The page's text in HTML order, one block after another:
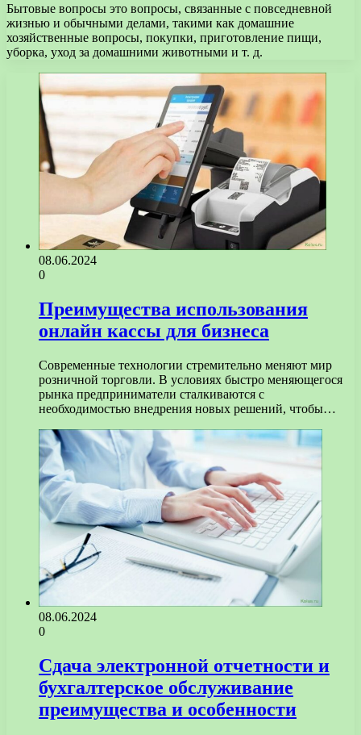
Бытовые вопросы это вопросы, связанные с повседневной
жизнью и обычными делами, такими как домашние
хозяйственные вопросы, покупки, приготовление пищи,
уборка, уход за домашними животными и т. д.
08.06.2024
0
Преимущества использования
онлайн кассы для бизнеса
Современные технологии стремительно меняют мир
розничной торговли. В условиях быстро меняющегося
рынка предприниматели сталкиваются с
необходимостью внедрения новых решений, чтобы…
08.06.2024
0
Сдача электронной отчетности и
бухгалтерское обслуживание
преимущества и особенности